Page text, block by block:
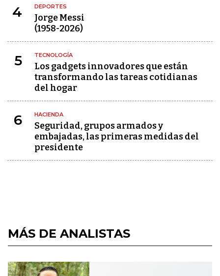
4 DEPORTES
Jorge Messi
(1958-2026)
5 TECNOLOGÍA
Los gadgets innovadores que están
transformando las tareas cotidianas
del hogar
6 HACIENDA
Seguridad, grupos armados y
embajadas, las primeras medidas del
presidente
MÁS DE ANALISTAS